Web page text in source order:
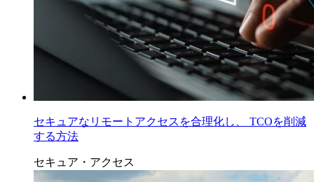
セキュアなリモートアクセスを合理化し、 TCOを削減
する方法
セキュア・アクセス